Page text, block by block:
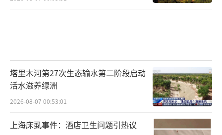
塔里木河第27次生态输水第二阶段启动
活水滋养绿洲
2026-08-07 00:53:01
上海床虱事件：酒店卫生问题引热议